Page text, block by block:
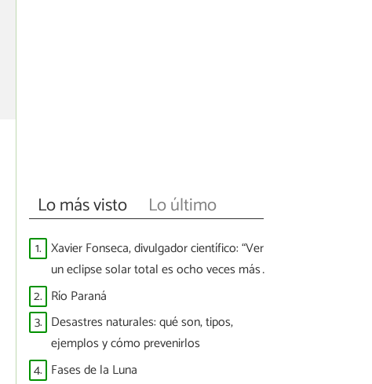
Lo más visto Lo último
1. Xavier Fonseca, divulgador científico: “Ver
un eclipse solar total es ocho veces más
difícil que ver a España ganar un Mundial”
2. Río Paraná
3. Desastres naturales: qué son, tipos,
ejemplos y cómo prevenirlos
4. Fases de la Luna